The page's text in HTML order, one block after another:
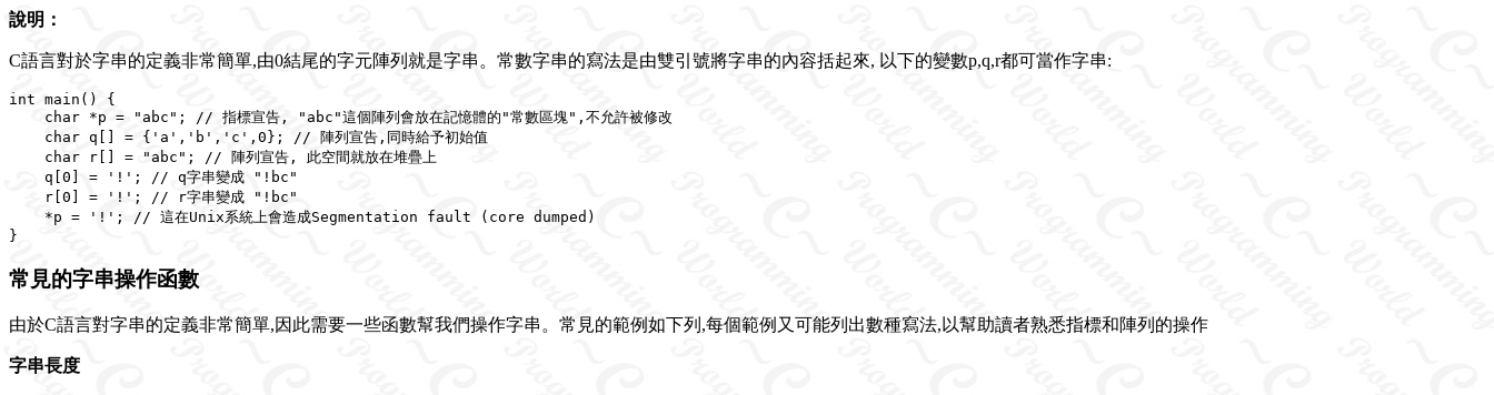
說明：
C語言對於字串的定義非常簡單,由0結尾的字元陣列就是字串。常數字串的寫法是由雙引號將字串的內容括起來, 以下的變數p,q,r都可當作字串:
int main() {
    char *p = "abc"; // 指標宣告, "abc"這個陣列會放在記憶體的"常數區塊",不允許被修改
    char q[] = {'a','b','c',0}; // 陣列宣告,同時給予初始值
    char r[] = "abc"; // 陣列宣告, 此空間就放在堆疊上
    q[0] = '!'; // q字串變成 "!bc"
    r[0] = '!'; // r字串變成 "!bc"
    *p = '!'; // 這在Unix系統上會造成Segmentation fault (core dumped)
常見的字串操作函數
由於C語言對字串的定義非常簡單,因此需要一些函數幫我們操作字串。常見的範例如下列,每個範例又可能列出數種寫法,以幫助讀者熟悉指標和陣列的操作
字串長度